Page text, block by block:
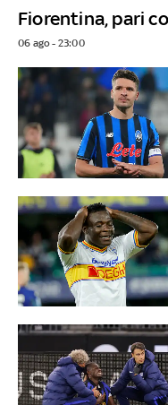
Fiorentina, pari
06 ago - 23:00